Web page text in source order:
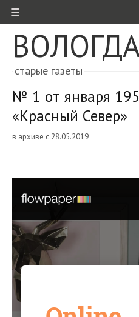
≡
старые газеты
№ 1 от января
«Красный Север»
в архиве с 28.05.2019